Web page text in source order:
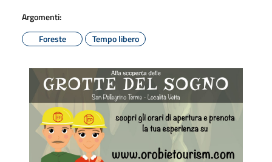
Argomenti:
Foreste
Tempo libero